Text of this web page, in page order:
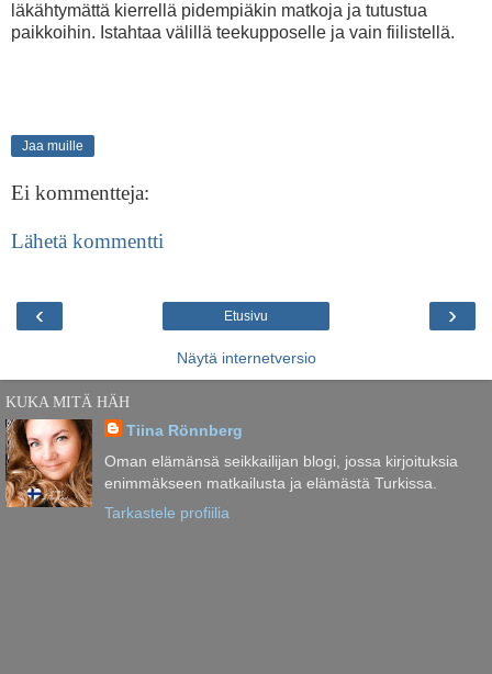
läkähtymättä kierrellä pidempiäkin matkoja ja tutustua
paikkoihin. Istahtaa välillä teekupposelle ja vain fiilistellä.
Jaa muille
Ei kommentteja:
Lähetä kommentti
‹ ›
Etusivu
Näytä internetversio
KUKA MITÄ HÄH
Tiina Rönnberg
Oman elämänsä seikkailijan blogi, jossa kirjoituksia
enimmäkseen matkailusta ja elämästä Turkissa.
Tarkastele profiilia